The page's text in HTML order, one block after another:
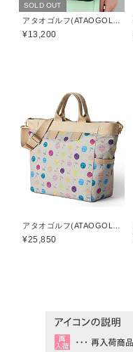
SOLD OUT
¥13,200
¥25,850